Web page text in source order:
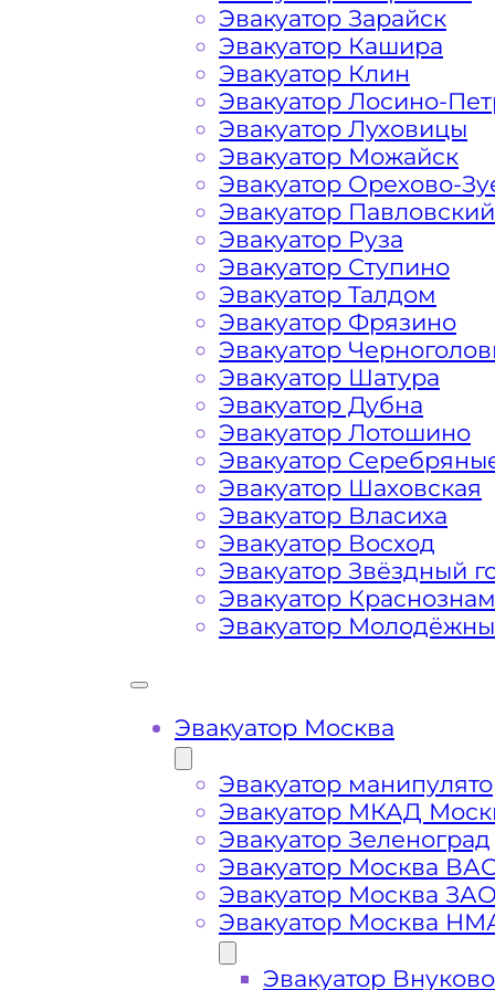
Расчет стоимости эвакуатора за
каждом конкретном случае
готова порадовать доступными
автомобилистов и гостей Столицы.
На стоимость эвакуации
Габариты, вес и тип
Заказанный эвакуатор
платформой
Маршрут от места вызова
города Середниково
Затрудняющие факторы –
передач (АКПП)
Сложная эвакуация при аварии,
Эвакуатор Зарайск
Эвакуатор Кашира
Эвакуатор Клин
Эвакуатор Лосино-
Эвакуатор Луховицы
Эвакуатор Можайск
Эвакуатор Орехово-
Эвакуатор
Эвакуатор Руза
Эвакуатор Ступино
Эвакуатор Талдом
Эвакуатор Фрязино
Эвакуатор
Эвакуатор Шатура
Эвакуатор Дубна
Эвакуатор Лотошино
Эвакуатор
Эвакуатор Шаховская
Эвакуатор Власиха
Эвакуатор Восход
Эвакуатор Звёздный
Эвакуатор
Эвакуатор
Эвакуатор Москва
Эвакуатор
Эвакуатор МКАД
Эвакуатор Зеленоград
Эвакуатор Москва
Эвакуатор Москва
Эвакуатор Москва
Эвакуатор Внуково